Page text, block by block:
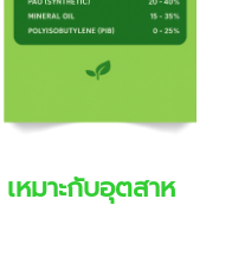
หมาะกับอุตสาห